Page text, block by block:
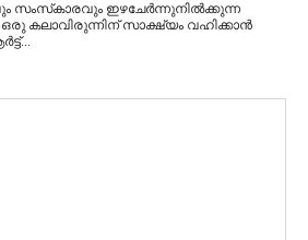
സംസ്‌കാരവും ഇഴചേർന്നുനിൽക്കുന്ന
ഒരു കലാവിരുന്നിന് സാക്ഷ്യം വഹിക്കാൻ